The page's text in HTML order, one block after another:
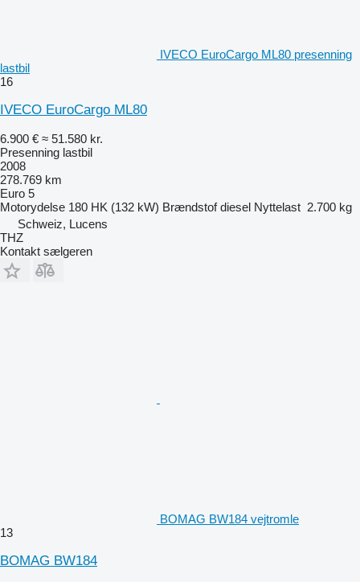
IVECO EuroCargo ML80 presenning
lastbil
16
IVECO EuroCargo ML80
6.900 € ≈ 51.580 kr.
Presenning lastbil
2008
278.769 km
Euro 5
Motorydelse 180 HK (132 kW) Brændstof diesel Nyttelast 2.700 kg
Schweiz, Lucens
THZ
Kontakt sælgeren
BOMAG BW184 vejtromle
13
BOMAG BW184